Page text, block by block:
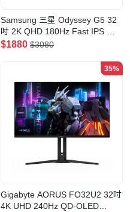
Samsung 三星 Odyssey G5 32
吋 2K QHD 180Hz Fast IPS 電
競顯示器(LS32DG502ECXXK)
$1880 $3080
35%
Gigabyte AORUS FO32U2 32吋
4K UHD 240Hz QD-OLED